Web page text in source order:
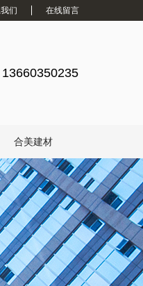
们 在线留言
合美建材